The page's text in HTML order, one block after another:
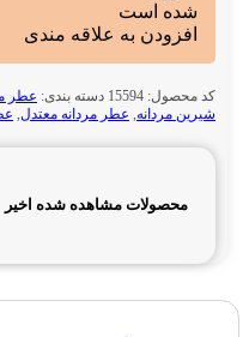
شده است
افزودن به علاقه مندی
کد محصول: 15594 دسته بندی: عطر
شیرین مردانه, عطر مردانه معتدل,
محصولات مشاهده شده اخیر